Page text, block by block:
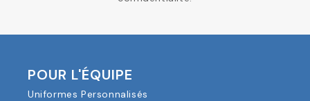
POUR L'ÉQUIPE
Uniformes Personnalisés